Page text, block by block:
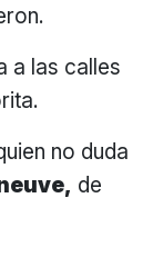
a las calles
no duda
de